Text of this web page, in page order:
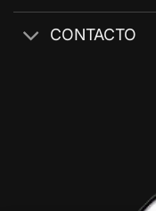
CONTACTO